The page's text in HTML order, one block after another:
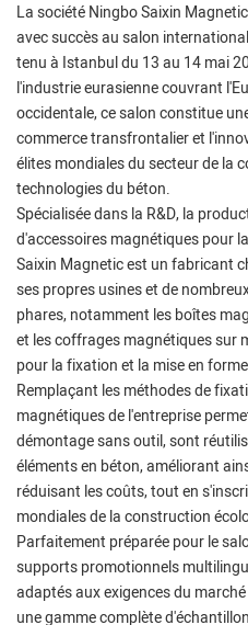
La société Ningbo Saixin
avec succès au salon
tenu à Istanbul du 13 au 14 mai
l'industrie eurasienne couvrant
occidentale, ce salon constitue
commerce transfrontalier et
élites mondiales du secteur de la
technologies du béton.
Spécialisée dans la R&D, la
d'accessoires magnétiques pour
Saixin Magnetic est un fabricant
ses propres usines et de
phares, notamment les boîtes
et les coffrages magnétiques sur
pour la fixation et la mise en
Remplaçant les méthodes de
magnétiques de l'entreprise
démontage sans outil, sont
éléments en béton, améliorant
réduisant les coûts, tout en
mondiales de la construction
Parfaitement préparée pour le
supports promotionnels
adaptés aux exigences du
une gamme complète